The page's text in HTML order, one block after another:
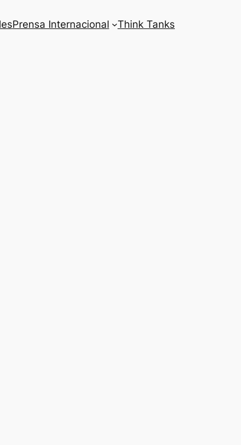
Prensa Internacional Think Tanks